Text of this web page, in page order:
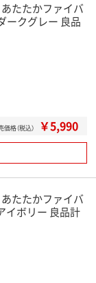
たたかファイバ
ークグレー 良品
価格（税込） ￥5,990
たたかファイバ
イボリー 良品計